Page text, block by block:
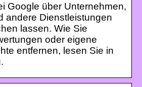
Google über Unternehmen,
andere Dienstleistungen
lassen. Wie Sie
oder eigene
entfernen, lesen Sie in